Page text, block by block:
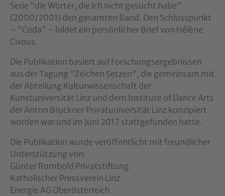
Serie "die Wörter, die ich nicht gesucht habe"
(2000/2001) den gesamten Band. Den Schlusspunkt
– "Coda" – bildet ein persönlicher Brief von Hélène
Cixous.
Die Publikation basiert auf Forschungsergebnissen
aus der Tagung "Zeichen Setzen", die gemeinsam mit
der Abteilung Kulturwissenschaft der
Kunstuniversität Linz und dem Institute of Dance Arts
der Anton Bruckner Privatuniversität Linz konzipiert
worden war und im Juni 2017 stattgefunden hatte.
Die Publikation wurde veröffentlicht mit freundlicher
Unterstützung von:
Günter Rombold Privatstiftung
Katholischer Pressverein Linz
Energie AG Oberösterreich